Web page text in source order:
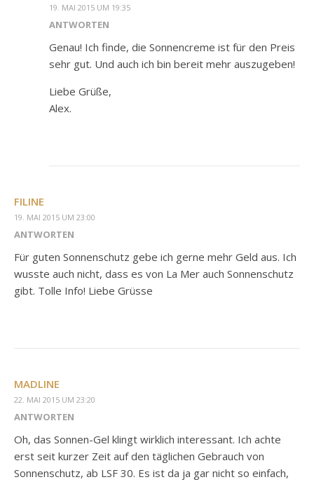
19. MAI 2015 UM 19:35
ANTWORTEN
Genau! Ich finde, die Sonnencreme ist für den Preis
sehr gut. Und auch ich bin bereit mehr auszugeben!
Liebe Grüße,
Alex.
FILINE
19. MAI 2015 UM 23:00
ANTWORTEN
Für guten Sonnenschutz gebe ich gerne mehr Geld aus. Ich
wusste auch nicht, dass es von La Mer auch Sonnenschutz
gibt. Tolle Info! Liebe Grüsse
MADLINE
22. MAI 2015 UM 23:20
ANTWORTEN
Oh, das Sonnen-Gel klingt wirklich interessant. Ich achte
erst seit kurzer Zeit auf den täglichen Gebrauch von
Sonnenschutz, ab LSF 30. Es ist da ja gar nicht so einfach,